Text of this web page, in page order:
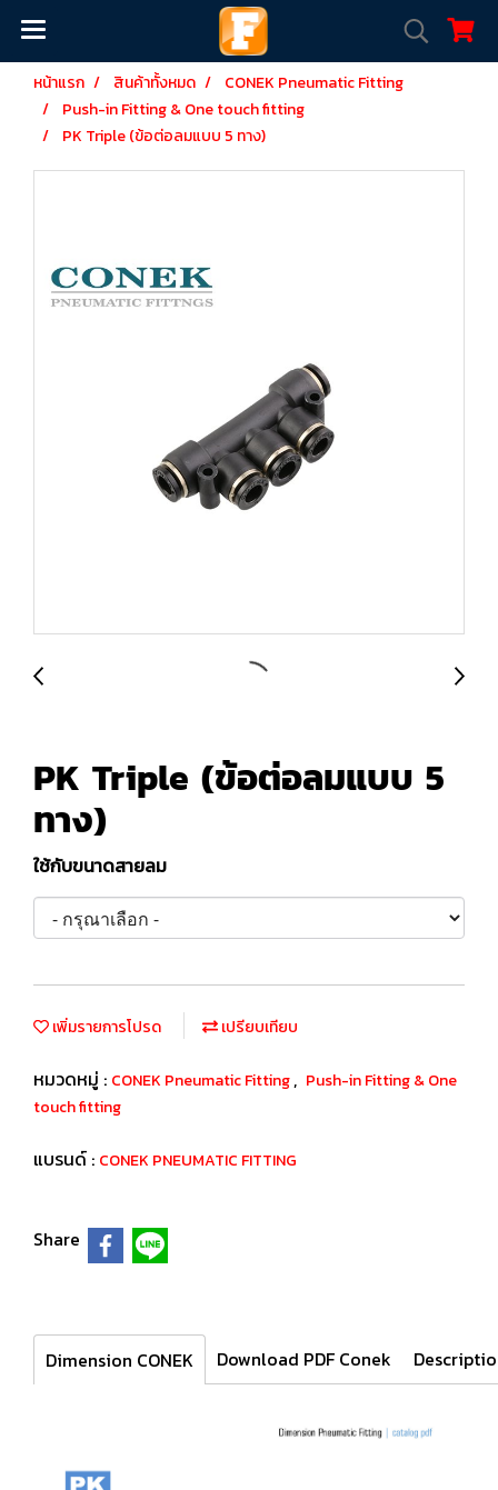
หน้าแรก สินค้าทั้งหมด
CONEK Pneumatic Fitting
Push-in Fitting & One touch fitting
PK Triple (ข้อต่อลมแบบ 5 ทาง)
PK Triple (ข้อต่อลมแบบ 5
ทาง)
ใช้กับขนาดสายลม
เพิ่มรายการโปรด เปรียบเทียบ
หมวดหมู่ : CONEK Pneumatic Fitting, Push-in Fitting & One
touch fitting
แบรนด์ : CONEK PNEUMATIC FITTING
Share
Dimension CONEK Download PDF Conek